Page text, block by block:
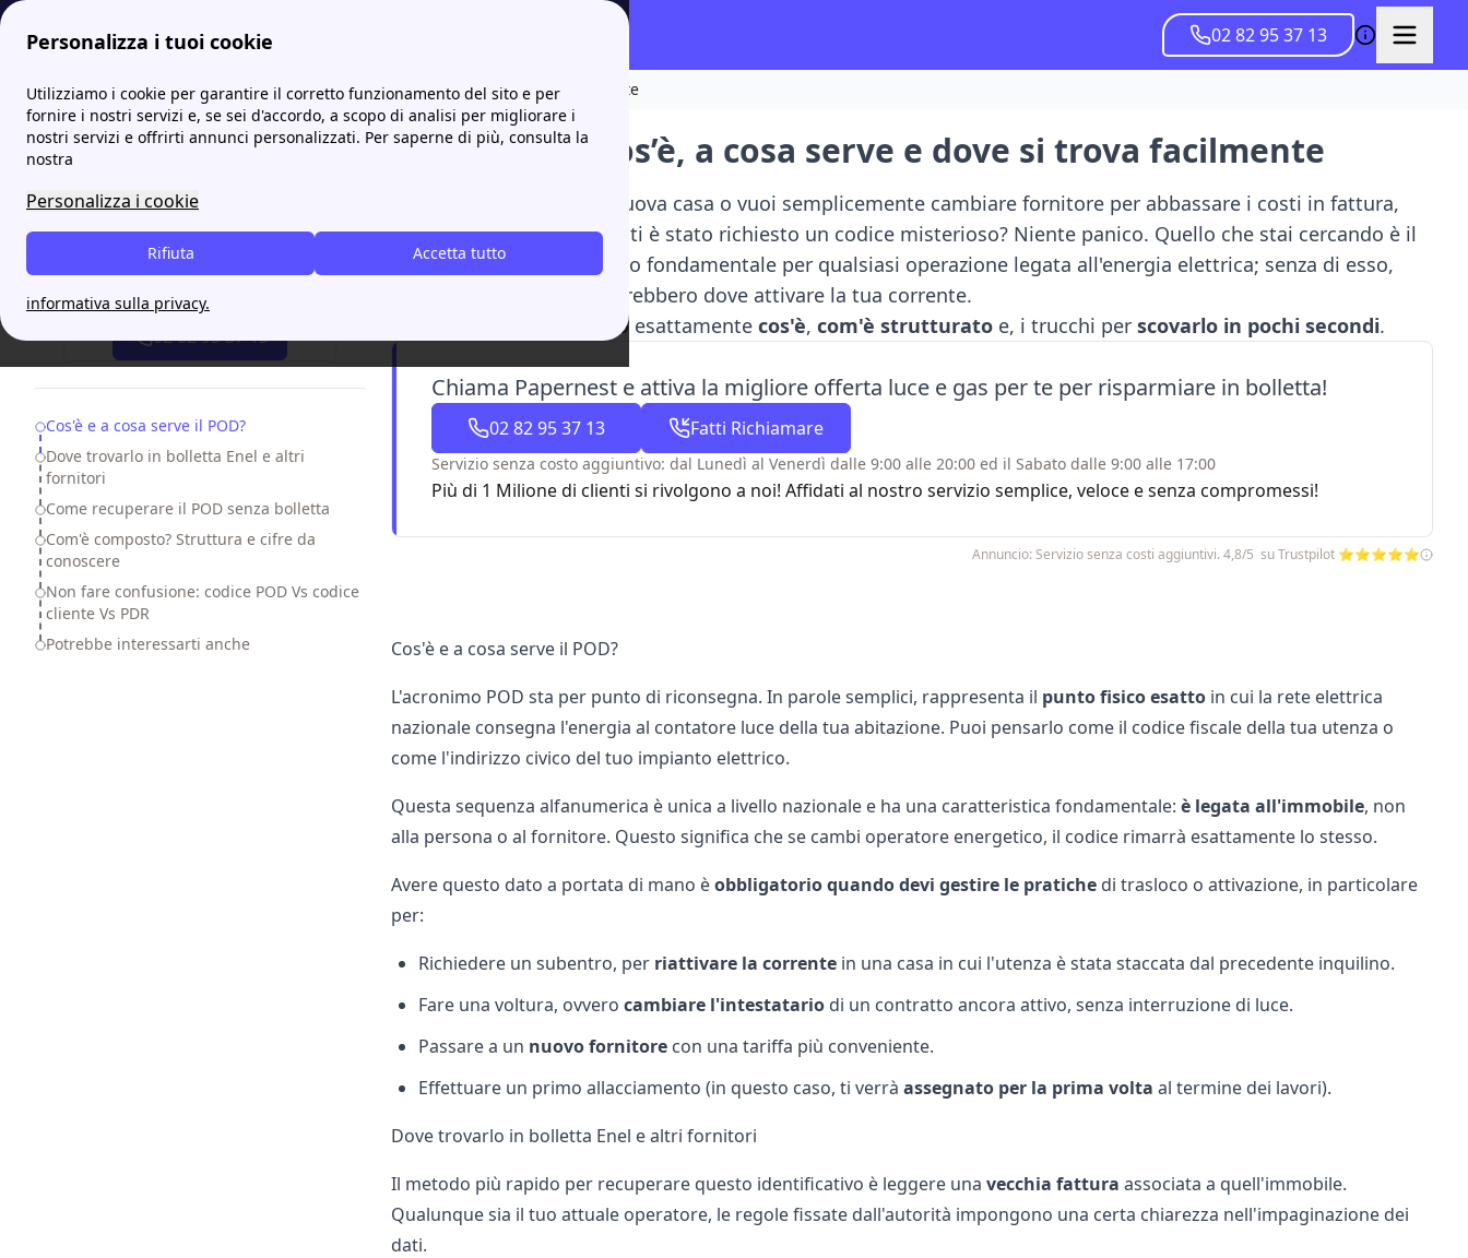
Personalizza i tuoi cookie
Utilizziamo i cookie per garantire il corretto funzionamento del sito e per
fornire i nostri servizi e, se sei d'accordo, a scopo di analisi per migliorare i
nostri servizi e offrirti annunci personalizzati. Per saperne di più, consulta la
nostra
Personalizza i cookie
Accetta tutto
Rifiuta
informativa sulla privacy.
02 82 95 37 13
Papernest.it MoreLuce Codice POD: cos’è, a cosa serve e dove si trova facilmente
02 82 95 37 13
Table of Contents
Cos'è e a cosa serve il POD?
Dove trovarlo in bolletta Enel e altri
fornitori
Come recuperare il POD senza bolletta
Com'è composto? Struttura e cifre da
conoscere
Non fare confusione: codice POD Vs codice
cliente Vs PDR
Potrebbe interessarti anche
Codice POD: cos’è, a cosa serve e dove si trova facilmente
Stai traslocando in una nuova casa o vuoi semplicemente cambiare fornitore per abbassare i costi in fattura,
ma ti sei bloccato perché ti è stato richiesto un codice misterioso? Niente panico. Quello che stai cercando è il
codice POD, l'identificativo fondamentale per qualsiasi operazione legata all'energia elettrica; senza di esso,
infatti, i fornitori non saprebbero dove attivare la tua corrente.
In questa guida capiremo esattamente cos'è, com'è strutturatoe, i trucchi per scovarlo in pochi secondi.
Chiama Papernest e attiva la migliore offerta luce e gas per te per risparmiare in bolletta!
02 82 95 37 13 Fatti Richiamare
Servizio senza costo aggiuntivo: dal Lunedì al Venerdì dalle 9:00 alle 20:00 ed il Sabato dalle 9:00 alle 17:00
Più di 1 Milione di clienti si rivolgono a noi! Affidati al nostro servizio semplice, veloce e senza compromessi!
Annuncio: Servizio senza costi aggiuntivi. 4,8/5 su Trustpilot ⭐⭐⭐⭐⭐
Cos'è e a cosa serve il POD?
L'acronimo POD sta per punto di riconsegna. In parole semplici, rappresenta il punto fisico esattoin cui la rete elettrica
nazionale consegna l'energia al contatore lucedella tua abitazione. Puoi pensarlo come il codice fiscale della tua utenza o
come l'indirizzo civico del tuo impianto elettrico.
Questa sequenza alfanumerica è unica a livello nazionale e ha una caratteristica fondamentale: è legata all'immobile, non
alla persona o al fornitore. Questo significa che se cambi operatore energetico, il codice rimarrà esattamente lo stesso.
Avere questo dato a portata di mano èobbligatorio quando devi gestire le pratichedi trasloco o attivazione, in particolare
per:
Richiedere un subentro, per riattivare la correntein una casa in cui l'utenza è stata staccata dal precedente inquilino.
Fare una voltura, ovvero cambiare l'intestatariodi un contratto ancora attivo, senza interruzione di luce.
Passare a un nuovo fornitorecon una tariffa più conveniente.
Effettuare un primo allacciamento (in questo caso, ti verrà assegnato per la prima volta al termine dei lavori).
Dove trovarlo in bolletta Enel e altri fornitori
Il metodo più rapido per recuperare questo identificativo è leggere una vecchia fattura associata a quell'immobile.
Qualunque sia il tuo attuale operatore, le regole fissate dall'autorità impongono una certa chiarezza nell'impaginazione dei
dati.